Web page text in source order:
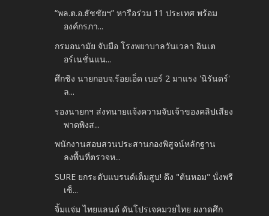
“พล.ต.อ.ธัชชัยฯ” หารือร่วม 11 ประเทศ พร้อม
องค์กรภา...
กรมอนามัย จับมือ โรงพยาบาลวันเวลา อินเต
อร์เนชั่นแน...
ศึกชิง นายกอบจ.ร้อยเอ็ด เบอร์ 2 มาแรง 'นิรันดร์'
ล...
รองนายกฯ ส่งทนายแจ้งความจับเจ้าของคลิปเสียง
พาดพิงส...
พนักงานสอบสวนประสานกองพิสูจน์หลักฐาน
ลงพื้นที่ตรวจห...
SURE ยกระดับแบรนด์เต็มสูบ! ดึง "ต้นหอม" นั่งพรี
เซ็...
จิ้มแจ่ม ไทยแลนด์ ดันโปรเจคมวยไทย ผงาดศึก